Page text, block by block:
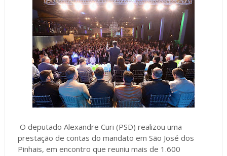
O deputado Alexandre Curi (PSD) realizou uma
prestação de contas do mandato em São José dos
Pinhais, em encontro que reuniu mais de 1.600